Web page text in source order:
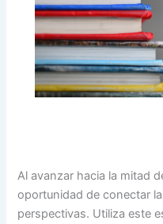
Al avanzar hacia la mitad
oportunidad de conectar
perspectivas. Utiliza este